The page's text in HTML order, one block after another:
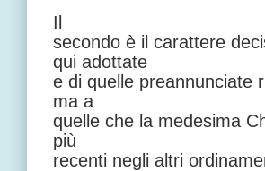
Il
secondo è il carattere
qui adottate
e di quelle preannunciate
ma a
quelle che la medesima
più
recenti negli altri